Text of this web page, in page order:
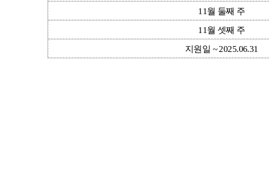
11월 둘째 주
11월 셋째 주
지원일 ~ 2025.06.31